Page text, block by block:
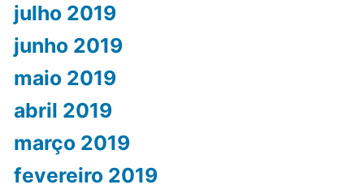
julho 2019
junho 2019
maio 2019
abril 2019
março 2019
fevereiro 2019